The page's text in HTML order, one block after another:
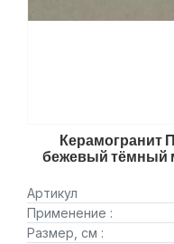
Керамогранит
бежевый тёмный
Артикул
Применение :
Размер, см :